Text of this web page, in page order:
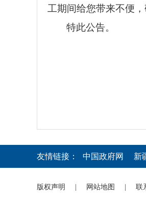
工期间给您带来不便，
特此公告。
友情链接： 中国政府网 新
版权声明 网站地图 联